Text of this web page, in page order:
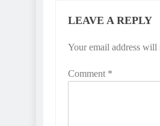
LEAVE A REPLY
Your email address will
Comment *